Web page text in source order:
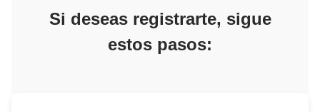
Si deseas registrarte, sigue
estos pasos: